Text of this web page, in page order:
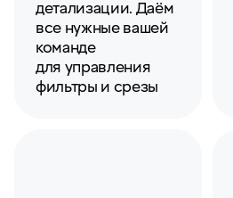
детализации. Даём
все нужные вашей
команде
для управления
фильтры и срезы